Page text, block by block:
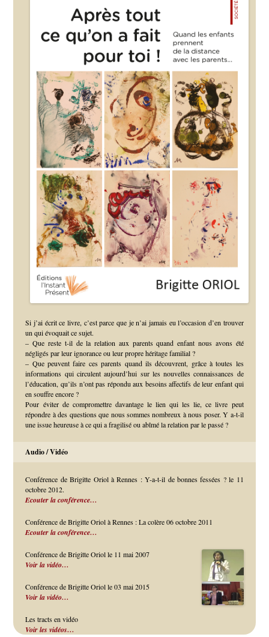
Si j’ai écrit ce livre, c’est parce que je n’ai jamais eu l’occasion d’en trouver
un qui évoquait ce sujet.
– Que reste t-il de la relation aux parents quand enfant nous avons été
négligés par leur ignorance ou leur propre héritage familial ?
– Que peuvent faire ces parents quand ils découvrent, grâce à toutes les
informations qui circulent aujourd’hui sur les nouvelles connaissances de
l’éducation, qu’ils n’ont pas répondu aux besoins affectifs de leur enfant qui
en souffre encore ?
Pour éviter de compromettre davantage le lien qui les lie, ce livre peut
répondre à des questions que nous sommes nombreux à nous poser. Y a-t-il
une issue heureuse à ce qui a fragilisé ou abîmé la relation par le passé ?
Audio / Vidéo
Conférence de Brigitte Oriol à Rennes : Y-a-t-il de bonnes fessées ? le 11
octobre 2012.
Ecouter la conférence…
Conférence de Brigitte Oriol à Rennes : La colère 06 octobre 2011
Ecouter la conférence…
Conférence de Brigitte Oriol le 11 mai 2007
Voir la vidéo…
Conférence de Brigitte Oriol le 03 mai 2015
Voir la vidéo…
Les tracts en vidéo
Voir les vidéos…